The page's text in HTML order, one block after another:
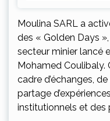
Moulina SARL a
des « Golden Days
secteur minier lancé
Mohamed Coulibaly.
cadre d’échanges,
partage
institutionnels et des